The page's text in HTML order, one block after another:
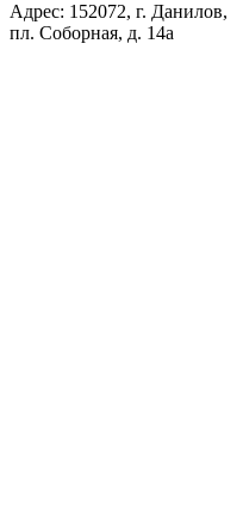
Адрес: 152072, г. Данилов,
пл. Соборная, д. 14а